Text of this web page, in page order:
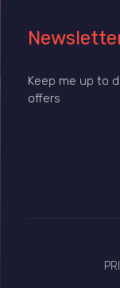
Keep me up to
offers